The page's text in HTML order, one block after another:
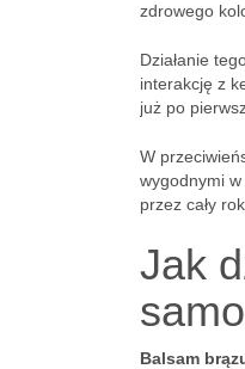
zdrowego
Działanie
interakcję z
już po
W
wygodnymi
przez cały
Jak
Balsam